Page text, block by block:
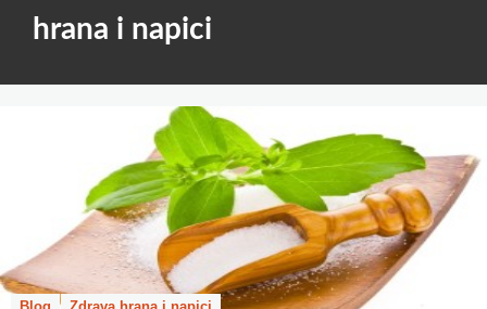
hrana i napici